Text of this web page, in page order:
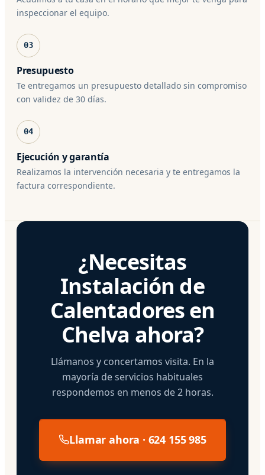
inspeccionar el equipo.
03
Presupuesto
Te entregamos un presupuesto detallado sin compromiso
con validez de 30 días.
04
Ejecución y garantía
Realizamos la intervención necesaria y te entregamos la
factura correspondiente.
¿Necesitas
Instalación de
Calentadores en
Chelva ahora?
Llámanos y concertamos visita. En la
mayoría de servicios habituales
respondemos en menos de 2 horas.
Llamar ahora · 624 155 985